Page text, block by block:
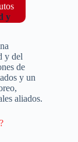
y
y del
de
y un
aliados.